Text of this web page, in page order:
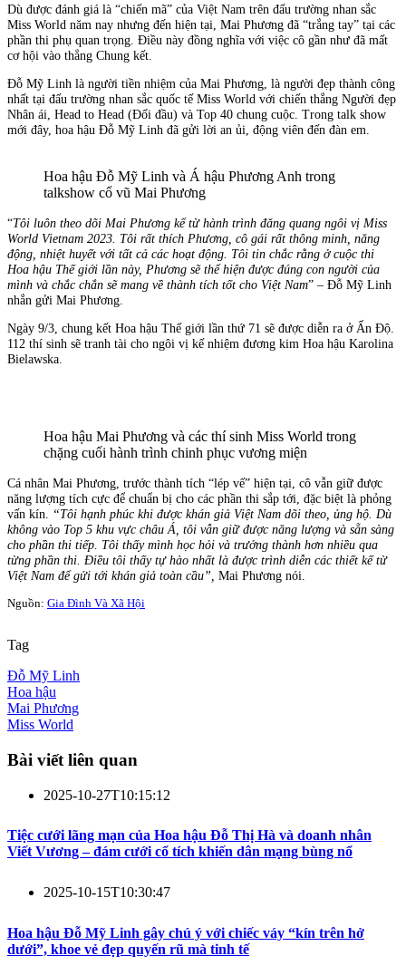
Dù được đánh giá là “chiến mã” của Việt Nam trên đấu trường nhan sắc
Miss World năm nay nhưng đến hiện tại, Mai Phương đã “trắng tay” tại các
phần thi phụ quan trọng. Điều này đồng nghĩa với việc cô gần như đã mất
cơ hội vào thẳng Chung kết.
Đỗ Mỹ Linh là người tiền nhiệm của Mai Phương, là người đẹp thành công
nhất tại đấu trường nhan sắc quốc tế Miss World với chiến thắng Người đẹp
Nhân ái, Head to Head (Đối đầu) và Top 40 chung cuộc. Trong talk show
mới đây, hoa hậu Đỗ Mỹ Linh đã gửi lời an ủi, động viên đến đàn em.
Hoa hậu Đỗ Mỹ Linh và Á hậu Phương Anh trong
talkshow cổ vũ Mai Phương
“Tôi luôn theo dõi Mai Phương kể từ hành trình đăng quang ngôi vị Miss
World Vietnam 2023. Tôi rất thích Phương, cô gái rất thông minh, năng
động, nhiệt huyết với tất cả các hoạt động. Tôi tin chắc rằng ở cuộc thi
Hoa hậu Thế giới lần này, Phương sẽ thể hiện được đúng con người của
mình và chắc chắn sẽ mang về thành tích tốt cho Việt Nam” – Đỗ Mỹ Linh
nhắn gửi Mai Phương.
Ngày 9/3, chung kết Hoa hậu Thế giới lần thứ 71 sẽ được diễn ra ở Ấn Độ.
112 thí sinh sẽ tranh tài cho ngôi vị kế nhiệm đương kim Hoa hậu Karolina
Bielawska.
Hoa hậu Mai Phương và các thí sinh Miss World trong
chặng cuối hành trình chinh phục vương miện
Cá nhân Mai Phương, trước thành tích “lép vế” hiện tại, cô vẫn giữ được
năng lượng tích cực để chuẩn bị cho các phần thi sắp tới, đặc biệt là phỏng
vấn kín.
“Tôi hạnh phúc khi được khán giả Việt Nam dõi theo, ủng hộ. Dù
không vào Top 5 khu vực châu Á, tôi vẫn giữ được năng lượng và sẵn sàng
cho phần thi tiếp. Tôi thấy mình học hỏi và trưởng thành hơn nhiều qua
từng phần thi. Điều tôi thấy tự hào nhất là được trình diễn các thiết kế từ
Việt Nam để gửi tới khán giả toàn cầu”, Mai Phương nói.
Nguồn: Gia Đình Và Xã Hội
Tag
Đỗ Mỹ Linh
Hoa hậu
Mai Phương
Miss World
Bài viết liên quan
2025-10-27T10:15:12
Tiệc cưới lãng mạn của Hoa hậu Đỗ Thị Hà và doanh nhân
Viết Vương – đám cưới cổ tích khiến dân mạng bùng nổ
2025-10-15T10:30:47
Hoa hậu Đỗ Mỹ Linh gây chú ý với chiếc váy “kín trên hở
dưới”, khoe vẻ đẹp quyến rũ mà tinh tế